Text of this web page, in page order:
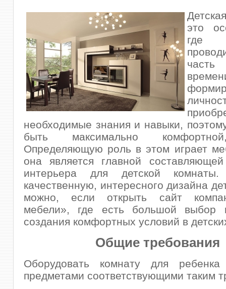
это
где
необходимые знания и навыки,
быть максимально
Определяющую роль в этом играет
она является главной
интерьера для детской
качественную, интересного дизайна
можно, если открыть сайт
мебели», где есть большой выбор
создания комфортных условий в
Общие требования
Оборудовать комнату для ребенка
предметами соответствующими таким